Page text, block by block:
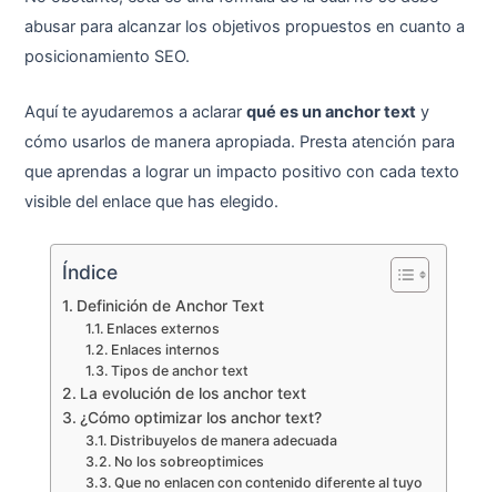
abusar para alcanzar los objetivos propuestos en cuanto a
posicionamiento SEO.
Aquí te ayudaremos a aclararqué es un anchor text y
cómo usarlos de manera apropiada. Presta atención para
que aprendas a lograr un impacto positivo con cada texto
visible del enlace que has elegido.
Índice
Definición de Anchor Text
Enlaces externos
Enlaces internos
Tipos de anchor text
La evolución de los anchor text
¿Cómo optimizar los anchor text?
Distribuyelos de manera adecuada
No los sobreoptimices
Que no enlacen con contenido diferente al tuyo